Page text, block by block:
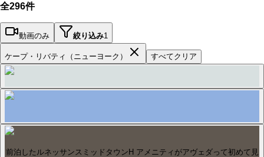
全296件
動画のみ 絞り込み1
ケープ・リバティ（ニューヨーク） すべてクリア
前泊したルネッサンスミッドタウンH アメニティがアヴェダって初めて見